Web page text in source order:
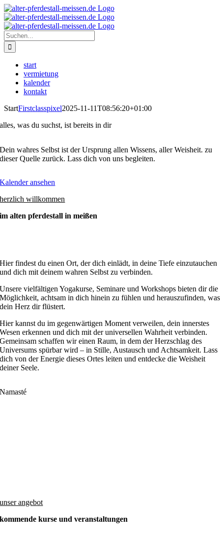
Zum
Inhalt
springen
Instagram
Suche
nach:
start
vermietung
kalender
kontakt
StartFirstclasspixel2025-11-11T08:56:20+01:00
alles, was du suchst, ist bereits in dir
Dein wahres Selbst ist der Ursprung allen Wissens, aller Weisheit. zu
dieser Quelle zurück. Lass dich von uns begleiten.
Kalender ansehen
herzlich willkommen
im alten pferdestall in meißen
Hier findest du einen Ort, der dich einlädt, in deine Tiefe einzutauchen
und dich mit deinem wahren Selbst zu verbinden.
Unsere vielfältigen Yogakurse, Seminare und Workshops bieten dir die
Möglichkeit, achtsam in dich hinein zu fühlen und herauszufinden, was
dein Herz dir flüstert.
Hier kannst du im gegenwärtigen Moment verweilen, dein innerstes
Wesen erkennen und dich mit der universellen Wahrheit verbinden.
Gemeinsam schaffen wir einen Raum, in dem der Herzschlag des
Universums spürbar wird – in Stille, Austausch und Achtsamkeit. Lass
dich von der Energie dieses Ortes leiten und entdecke die Weisheit
deiner Seele.
Namasté
unser angebot
kommende kurse und veranstaltungen